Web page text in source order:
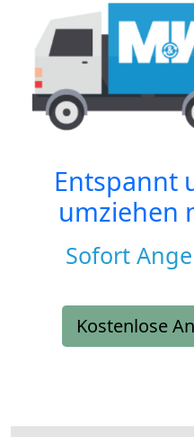
Entspannt
umziehen
Sofort
Kostenlose